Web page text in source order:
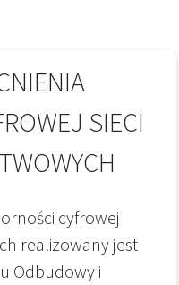
SIECI
cyfrowej
realizowany jest
Odbudowy i